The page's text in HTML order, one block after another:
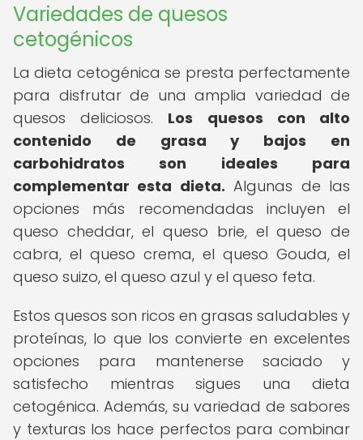
Variedades de quesos
cetogénicos
La dieta cetogénica se presta perfectamente
para disfrutar de una amplia variedad de
quesos deliciosos. Los quesos con alto
contenido de grasa y bajos en
carbohidratos son ideales para
complementar esta dieta. Algunas de las
opciones más recomendadas incluyen el
queso cheddar, el queso brie, el queso de
cabra, el queso crema, el queso Gouda, el
queso suizo, el queso azul y el queso feta.
Estos quesos son ricos en grasas saludables y
proteínas, lo que los convierte en excelentes
opciones para mantenerse saciado y
satisfecho mientras sigues una dieta
cetogénica. Además, su variedad de sabores
y texturas los hace perfectos para combinar